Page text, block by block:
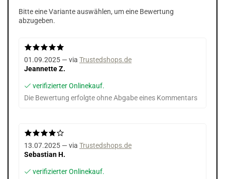
Bitte eine Variante auswählen, um eine Bewertung
abzugeben.
01.09.2025 — via Trustedshops.de
Jeannette Z.
verifizierter Onlinekauf.
Die Bewertung erfolgte ohne Abgabe eines Kommentars
13.07.2025 — via Trustedshops.de
Sebastian H.
verifizierter Onlinekauf.